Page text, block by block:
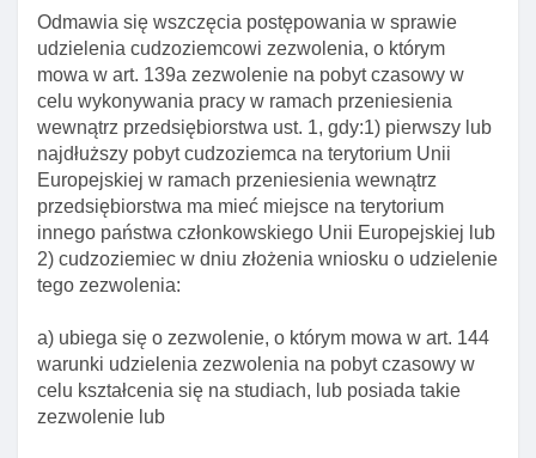
Odmawia się wszczęcia postępowania w sprawie
udzielenia cudzoziemcowi zezwolenia, o którym
mowa w art. 139a zezwolenie na pobyt czasowy w
celu wykonywania pracy w ramach przeniesienia
wewnątrz przedsiębiorstwa ust. 1, gdy:1) pierwszy lub
najdłuższy pobyt cudzoziemca na terytorium Unii
Europejskiej w ramach przeniesienia wewnątrz
przedsiębiorstwa ma mieć miejsce na terytorium
innego państwa członkowskiego Unii Europejskiej lub
2) cudzoziemiec w dniu złożenia wniosku o udzielenie
tego zezwolenia:
a) ubiega się o zezwolenie, o którym mowa w art. 144
warunki udzielenia zezwolenia na pobyt czasowy w
celu kształcenia się na studiach, lub posiada takie
zezwolenie lub
Art. 127. Zezwolenie na pobyt czasowy w celu
wykonywania pracy w zawodzie wymagającym
wysokich kwalifikacji
Art. 127a. Rozporządzenie w sprawie określenia
limitu udzielanych zezwoleń na pobyt czasowy w
celu wykonywania pracy wymagającej wysokich
kwalifikacj
Art. 128. Okres zezwolenia na pobyt czasowy w
celu wykonywania pracy w zawodzie
wymagającym wysokich kwalifikacji
wymogów ustawy
Art. 130. Obowiązek spełnienia wymogów
określonych odrębnymi przepisami